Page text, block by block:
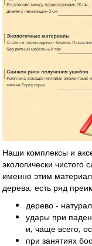
Наши комплексы и
экологически
именно этим
дерева, есть ряд
дерево -
удары при
и, чаще всего,
при занятиях